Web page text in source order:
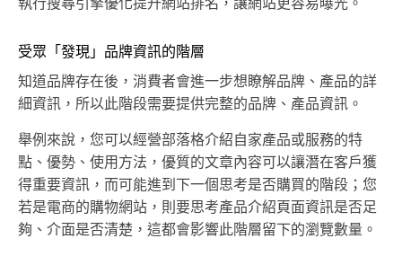
執行搜尋引擎優化提升網站排名，讓網站更容易曝光。
受眾「發現」品牌資訊的階層
知道品牌存在後，消費者會進一步想瞭解品牌、產品的詳
細資訊，所以此階段需要提供完整的品牌、產品資訊。
舉例來說，您可以經營部落格介紹自家產品或服務的特
點、優勢、使用方法，優質的文章內容可以讓潛在客戶獲
得重要資訊，而可能進到下一個思考是否購買的階段；您
若是電商的購物網站，則要思考產品介紹頁面資訊是否足
夠、介面是否清楚，這都會影響此階層留下的瀏覽數量。